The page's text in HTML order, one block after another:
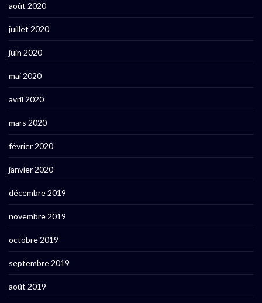
août 2020
juillet 2020
juin 2020
mai 2020
avril 2020
mars 2020
février 2020
janvier 2020
décembre 2019
novembre 2019
octobre 2019
septembre 2019
août 2019